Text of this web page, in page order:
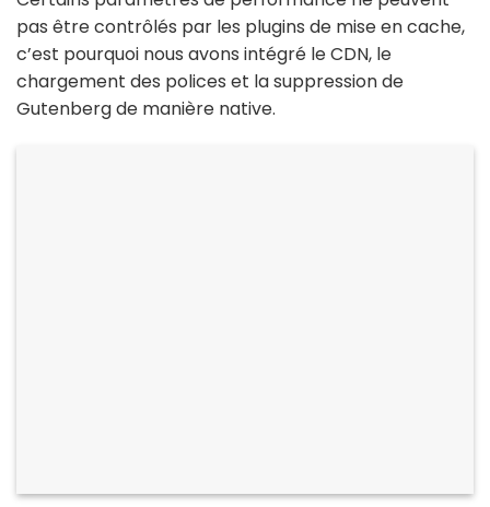
pas être contrôlés par les plugins de mise en cache,
c’est pourquoi nous avons intégré le CDN, le
chargement des polices et la suppression de
Gutenberg de manière native.